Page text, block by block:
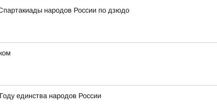
народов России по дзюдо
единства народов России